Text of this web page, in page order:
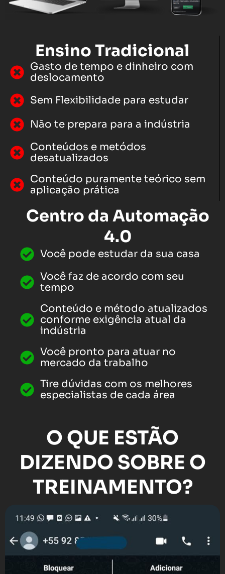
Ensino Tradicional
Gasto de tempo e dinheiro com
deslocamento
Sem Flexibilidade para estudar
Não te prepara para a indústria
Conteúdos e metódos
desatualizados
Conteúdo puramente teórico sem
aplicação prática
Centro da Automação
4.0
Você pode estudar da sua casa
Você faz de acordo com seu
tempo
Conteúdo e método atualizados
conforme exigência atual da
indústria
Você pronto para atuar no
mercado da trabalho
Tire dúvidas com os melhores
especialistas de cada área
O QUE ESTÃO
DIZENDO SOBRE O
TREINAMENTO?